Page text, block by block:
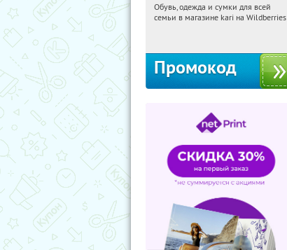
12:03:00 Получили:
Обувь, одежда и сумки для всей
семьи в магазине kari на Wildberries
Промокод